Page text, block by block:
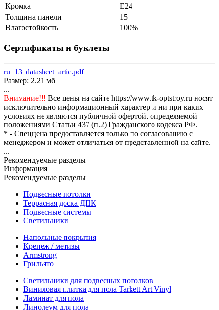
Кромка
E24
Толщина панели
15
Влагостойкость
100%
Сертификаты и буклеты
ru_13_datasheet_artic.pdf
Размер: 2.21 мб
...
Внимание!!! Все цены на сайте https://www.tk-optstroy.ru носят
исключительно информационный характер и ни при каких
условиях не являются публичной офертой, определяемой
положениями Статьи 437 (п.2) Гражданского кодекса РФ.
* - Спеццена предоставляется только по согласованию с
менеджером и может отличаться от представленной на сайте.
...
Рекомендуемые разделы
Информация
Рекомендуемые разделы
Подвесные потолки
Террасная доска ДПК
Подвесные системы
Светильники
Напольные покрытия
Крепеж / метизы
Armstrong
Грильято
Светильники для подвесных потолков
Виниловая плитка для пола Tarkett Art Vinyl
Ламинат для пола
Линолеум для пола